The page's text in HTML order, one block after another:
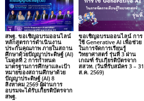
สพฐ. ขอเชิญอบรมออนไลน์
หลักสูตรการดำเนินงาน
ประกันคุณภาพ ภายในสถาน
ศึกษาด้วยปัญญาประดิษฐ์ (AI)
โมดูลที่ 2 การกำหนด
มาตรฐานการศึกษาและเป้า
หมายของสถานศึกษาด้วย
ปัญญาประดิษฐ์ (AI) 8
สิงหาคม 2569 ผู้ผ่านการ
อบรมจะได้รับเกียรติบัตรจาก
สพฐ.
ขอเชิญอบรมออนไลน์ การ
ใช้ Generative AI เพื่อช่วย
ในการจัดการเรียนรู้
วิทยาศาสตร์ รุ่นที่ 3 ผ่าน
เกณฑ์ รับเกียรติบัตรจาก
สสวท. (วันที่รับสมัคร 3 – 31
ส.ค. 2569)